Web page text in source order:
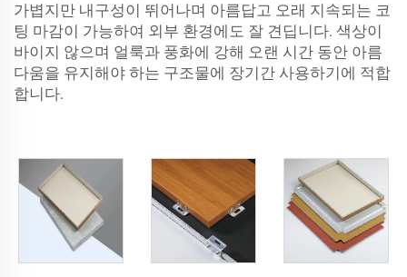
가볍지만 내구성이 뛰어나며 아름답고 오래 지속되는 코
팅 마감이 가능하여 외부 환경에도 잘 견딥니다. 색상이
바이지 않으며 얼룩과 풍화에 강해 오랜 시간 동안 아름
다움을 유지해야 하는 구조물에 장기간 사용하기에 적합
합니다.